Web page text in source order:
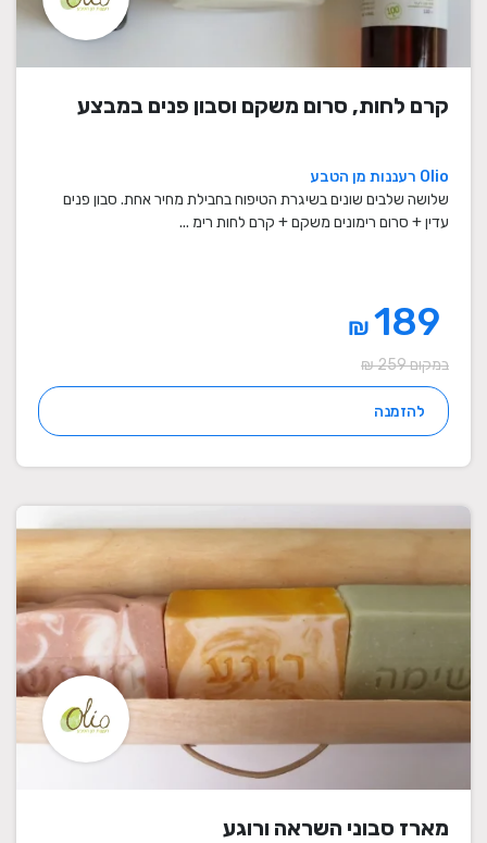
קרם לחות, סרום משקם וסבון פנים במבצע
Olio רעננות מן הטבע
שלושה שלבים שונים בשיגרת הטיפוח בחבילת מחיר אחת. סבון פנים
עדין + סרום רימונים משקם + קרם לחות רימ ...
₪
במקום 259 ₪
להזמנה
מארז סבוני השראה ורוגע